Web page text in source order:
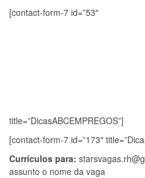
[contact-form-7 id=”53″
title=”DicasABCEMPREGOS”]
[contact-form-7 id=”173″
Currículos para:
assunto o nome da vaga